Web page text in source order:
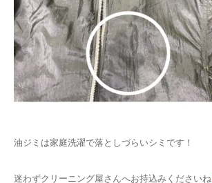
油ジミは家庭洗濯で落としづらいシミです！
迷わずクリーニング屋さんへお持込みくださいね